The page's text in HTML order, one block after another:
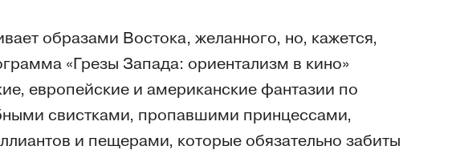
образами Востока, желанного, но, кажется,
«Грезы Запада: ориентализм в кино»
европейские и американские фантазии по
свистками, пропавшими принцессами,
и пещерами, которые обязательно забиты